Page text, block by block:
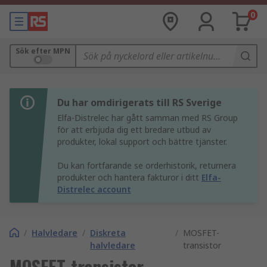
0
Sök efter MPN
Du har omdirigerats till RS Sverige
Elfa-Distrelec har gått samman med RS Group
för att erbjuda dig ett bredare utbud av
produkter, lokal support och bättre tjänster.
Du kan fortfarande se orderhistorik, returnera
produkter och hantera fakturor i ditt Elfa-
Distrelec account
/ Halvledare / Diskreta
halvledare
/ MOSFET-
transistor